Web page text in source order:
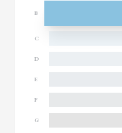
B
C
D
E
F
G